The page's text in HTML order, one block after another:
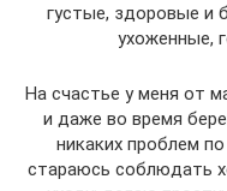
густые, здоровые и
ухоженные,
На счастье у меня от
и даже во время
никаких проблем
стараюсь соблюдать